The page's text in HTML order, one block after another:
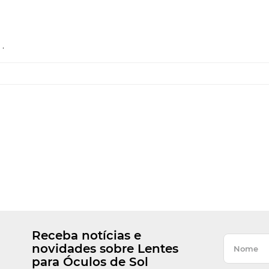
.
Receba notícias e
novidades sobre Lentes
para Óculos de Sol